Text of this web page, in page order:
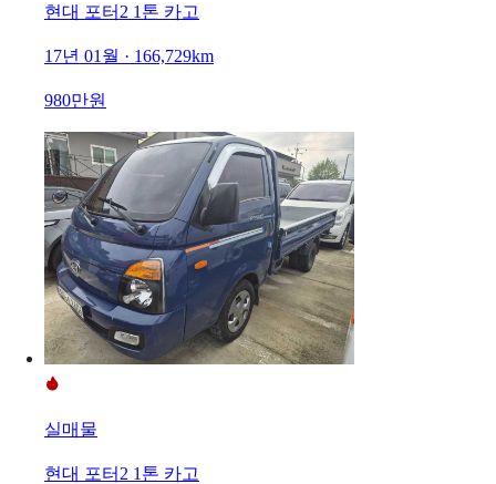
현대 포터2 1톤 카고
17년 01월 · 166,729km
980만원
실매물
현대 포터2 1톤 카고